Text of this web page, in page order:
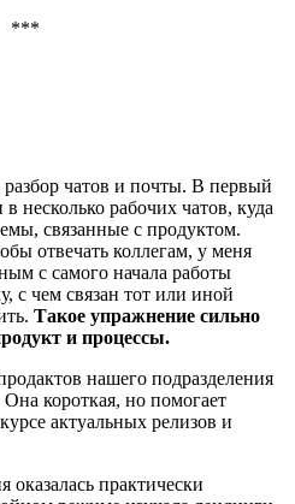
***
чатов и почты. В первый
несколько рабочих чатов, куда
связанные с продуктом.
отвечать коллегам, у меня
с самого начала работы
с чем связан тот или иной
Такое упражнение сильно
и процессы.
нашего подразделения
короткая, но помогает
актуальных релизов и
практически